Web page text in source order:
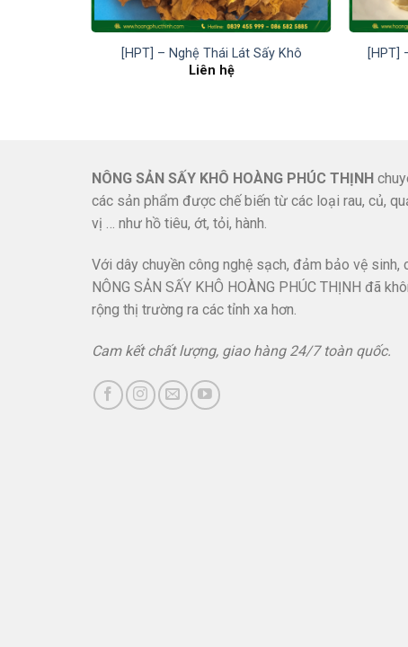
[HPT] – Nghệ Thái Lát Sấy Khô
Liên hệ
[HPT]
NÔNG SẢN SẤY KHÔ HOÀNG PHÚC THỊNH
các sản phẩm được chế biến từ các loại rau, củ,
vị … như hồ tiêu, ớt, tỏi, hành.
Với dây chuyền công nghệ sạch, đảm bảo vệ sinh,
NÔNG SẢN SẤY KHÔ HOÀNG PHÚC THỊNH đã
rộng thị trường ra các tỉnh xa hơn.
Cam kết chất lượng, giao hàng 24/7 toàn quốc.